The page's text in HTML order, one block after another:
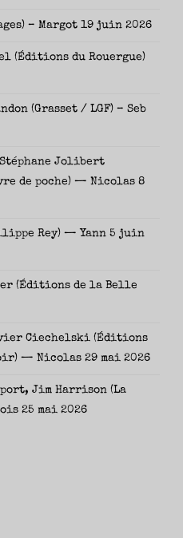
– Margot 19 juin 2026
(Éditions du Rouergue)
(Grasset / LGF) – Seb
Stéphane Jolibert
de poche) — Nicolas 8
Rey) — Yann 5 juin
(Éditions de la Belle
Ciechelski (Éditions
— Nicolas 29 mai 2026
Jim Harrison (La
25 mai 2026